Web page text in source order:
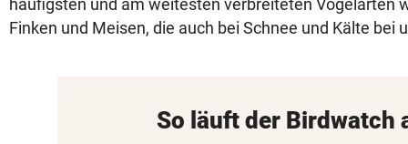
häufigsten und am weitesten verbreiteten Vogelarten
Finken und Meisen, die auch bei Schnee und Kälte bei
So läuft der Birdwatch